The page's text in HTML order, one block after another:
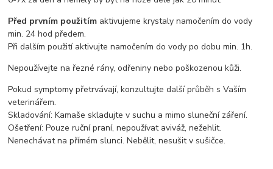
Před prvním použitím aktivujeme krystaly namočením do vody
min. 24 hod předem.
Při dalším použití aktivujte namočením do vody po dobu min. 1h.
Nepoužívejte na řezné rány, odřeniny nebo poškozenou kůži.
Pokud symptomy přetrvávají, konzultujte další průběh s Vaším
veterinářem.
Skladování: Kamaše skladujte v suchu a mimo sluneční záření.
Ošetření: Pouze ruční praní, nepoužívat aviváž, nežehlit.
Nenechávat na přímém slunci. Nebělit, nesušit v sušičce.